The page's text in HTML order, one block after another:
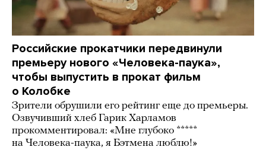
Российские прокатчики передвинули
премьеру нового «Человека-паука»,
чтобы выпустить в прокат фильм
о Колобке
Зрители обрушили его рейтинг еще до премьеры.
Озвучивший хлеб Гарик Харламов
прокомментировал: «Мне глубоко *****
на Человека-паука, я Бэтмена люблю!»